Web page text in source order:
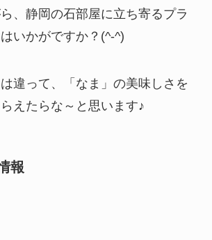
、静岡の石部屋に立ち寄るプラ
いかがですか？(^-^)
違って、「なま」の美味しさを
えたらな～と思います♪
報